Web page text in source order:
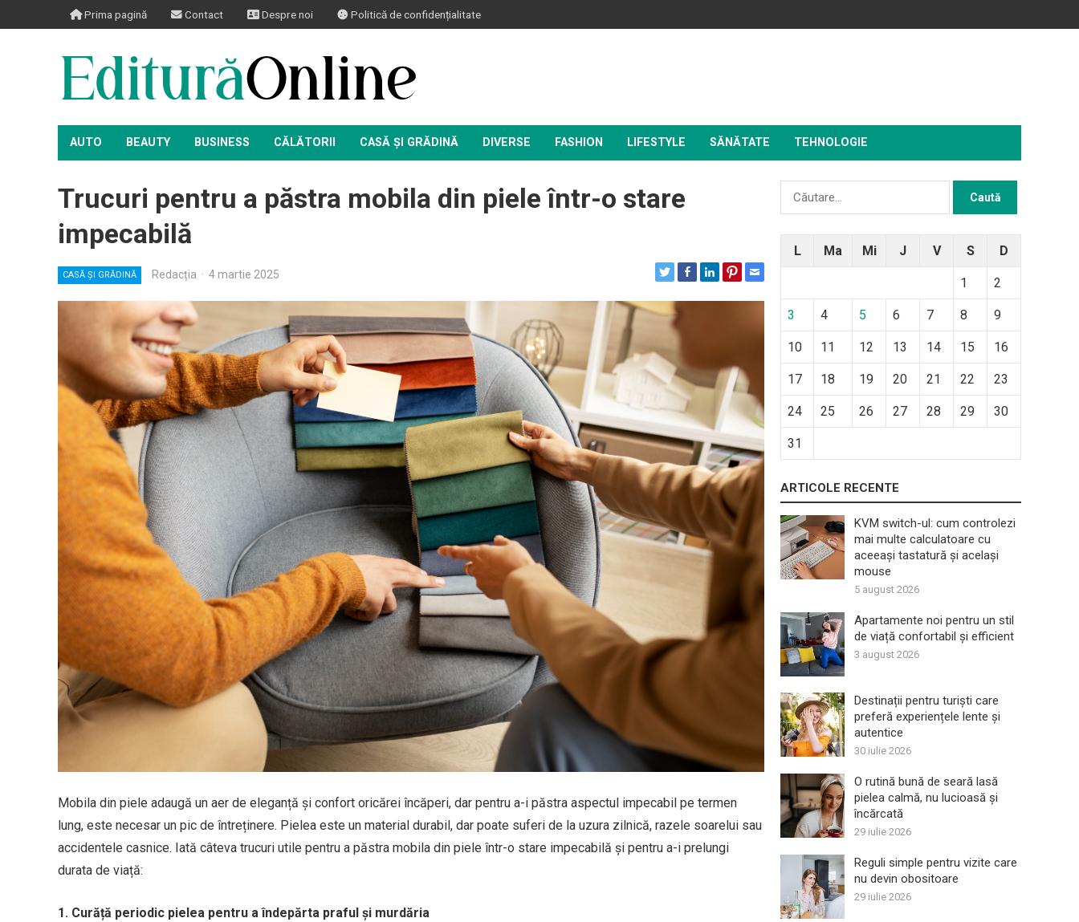
Prima pagină Contact Despre noi Politică de confidențialitate
AUTO BEAUTY BUSINESS CĂLĂTORII CASĂ ȘI GRĂDINĂ DIVERSE FASHION LIFESTYLE SĂNĂTATE TEHNOLOGIE
Trucuri pentru a păstra mobila din piele într-o stare
impecabilă
CASĂ ȘI GRĂDINĂ Redacția · 4 martie 2025
Mobila din piele adaugă un aer de eleganță și confort oricărei încăperi, dar pentru a-i păstra aspectul impecabil pe termen
lung, este necesar un pic de întreținere. Pielea este un material durabil, dar poate suferi de la uzura zilnică, razele soarelui sau
accidentele casnice. Iată câteva trucuri utile pentru a păstra mobila din piele într-o stare impecabilă și pentru a-i prelungi
durata de viață:
1. Curăță periodic pielea pentru a îndepărta praful și murdăria
Caută
L Ma Mi J V S D
1 2
3 4 5 6 7 8 9
10 11 12 13 14 15 16
17 18 19 20 21 22 23
24 25 26 27 28 29 30
31
ARTICOLE RECENTE
KVM switch-ul: cum controlezi
mai multe calculatoare cu
aceeași tastatură și același
mouse
5 august 2026
Apartamente noi pentru un stil
de viață confortabil și efficient
3 august 2026
Destinații pentru turiști care
preferă experiențele lente și
autentice
30 iulie 2026
O rutină bună de seară lasă
pielea calmă, nu lucioasă și
încărcată
29 iulie 2026
Reguli simple pentru vizite care
nu devin obositoare
29 iulie 2026